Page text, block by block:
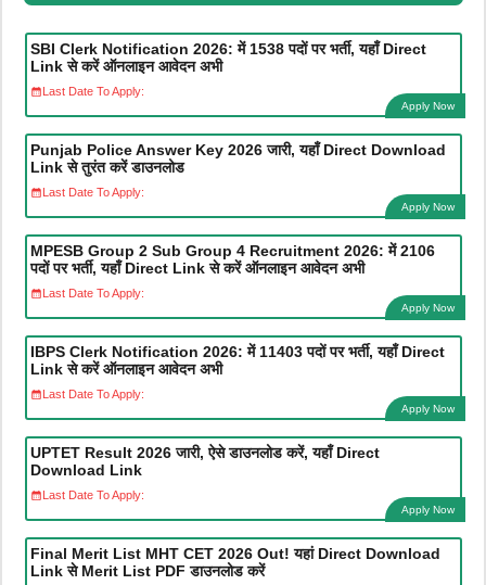
SBI Clerk Notification 2026: में 1538 पदों पर भर्ती, यहाँ Direct
Link से करें ऑनलाइन आवेदन अभी
Last Date To Apply:
Apply Now
Punjab Police Answer Key 2026 जारी, यहाँ Direct Download
Link से तुरंत करें डाउनलोड
Last Date To Apply:
Apply Now
MPESB Group 2 Sub Group 4 Recruitment 2026: में 2106
पदों पर भर्ती, यहाँ Direct Link से करें ऑनलाइन आवेदन अभी
Last Date To Apply:
Apply Now
IBPS Clerk Notification 2026: में 11403 पदों पर भर्ती, यहाँ Direct
Link से करें ऑनलाइन आवेदन अभी
Last Date To Apply:
Apply Now
UPTET Result 2026 जारी, ऐसे डाउनलोड करें, यहाँ Direct
Download Link
Last Date To Apply:
Apply Now
Final Merit List MHT CET 2026 Out! यहां Direct Download
Link से Merit List PDF डाउनलोड करें